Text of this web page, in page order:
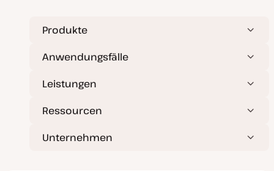
Produkte
Anwendungsfälle
Leistungen
Ressourcen
Unternehmen